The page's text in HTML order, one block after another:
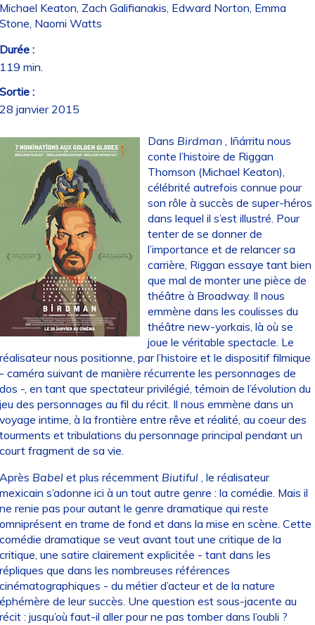
Keaton, Zach Galifianakis, Edward Norton, Emma
Naomi Watts
:
min.
:
janvier 2015
Dans Birdman , Iñárritu nous
conte l’histoire de Riggan
Thomson (Michael Keaton),
célébrité autrefois connue pour
son rôle à succès de super-héros
dans lequel il s’est illustré. Pour
tenter de se donner de
l’importance et de relancer sa
carrière, Riggan essaye tant bien
que mal de monter une pièce de
théâtre à Broadway. Il nous
emmène dans les coulisses du
théâtre new-yorkais, là où se
joue le véritable spectacle. Le
nous positionne, par l’histoire et le dispositif filmique
caméra suivant de manière récurrente les personnages de
-, en tant que spectateur privilégié, témoin de l’évolution du
des personnages au fil du récit. Il nous emmène dans un
intime, à la frontière entre rêve et réalité, au coeur des
et tribulations du personnage principal pendant un
fragment de sa vie.
Babelet plus récemment Biutiful, le réalisateur
s’adonne ici à un tout autre genre : la comédie. Mais il
renie pas pour autant le genre dramatique qui reste
en trame de fond et dans la mise en scène. Cette
dramatique se veut avant tout une critique de la
une satire clairement explicitée - tant dans les
que dans les nombreuses références
- du métier d’acteur et de la nature
de leur succès. Une question est sous-jacente au
: jusqu’où faut-il aller pour ne pas tomber dans l’oubli ?